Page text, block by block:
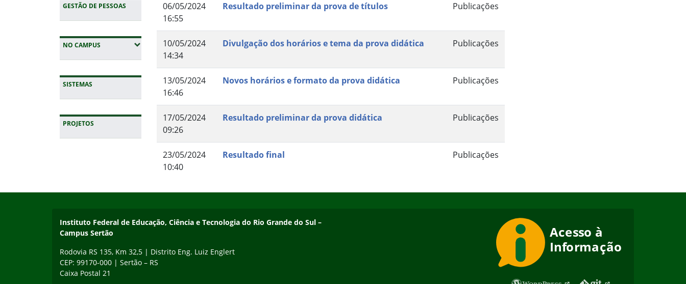
GESTÃO DE PESSOAS
NO CAMPUS (EXPANDIR SUBMENUS)
SISTEMAS
PROJETOS
06/05/2024
16:55
Resultado preliminar da prova de títulos Publicações
10/05/2024
14:34
Divulgação dos horários e tema da prova didática Publicações
13/05/2024
16:46
Novos horários e formato da prova didática Publicações
17/05/2024
09:26
Resultado preliminar da prova didática Publicações
23/05/2024
10:40
Resultado final Publicações
Instituto Federal de Educação, Ciência e Tecnologia do Rio Grande do Sul –
Campus Sertão
Rodovia RS 135, Km 32,5 | Distrito Eng. Luiz Englert
CEP: 99170-000 | Sertão – RS
Caixa Postal 21